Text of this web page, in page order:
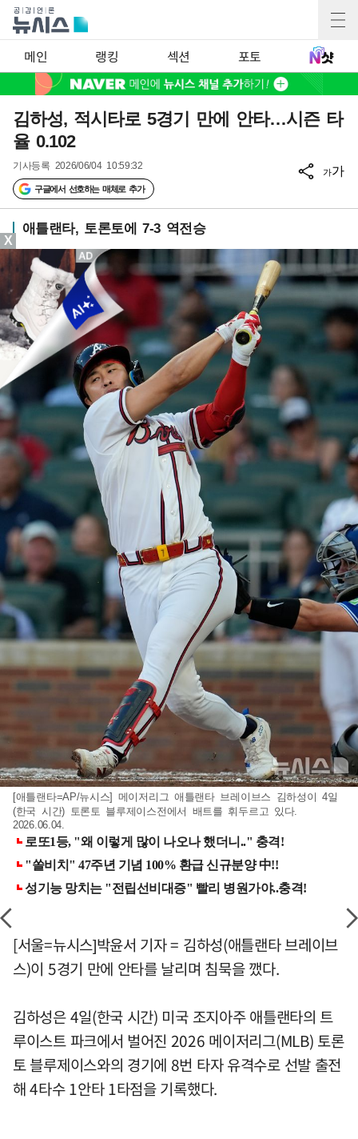
메인 랭킹 섹션 포토
김하성, 적시타로 5경기 만에 안타…시즌 타
율 0.102
기사등록 2026/06/04 10:59:32
구글에서 선호하는 매체로 추가
가가
애틀랜타, 토론토에 7-3 역전승
[애틀랜타=AP/뉴시스] 메이저리그 애틀랜타 브레이브스 김하성이 4일
(한국 시간) 토론토 블루제이스전에서 배트를 휘두르고 있다.
2026.06.04.
[서울=뉴시스]박윤서 기자 = 김하성(애틀랜타 브레이브
스)이 5경기 만에 안타를 날리며 침묵을 깼다.
김하성은 4일(한국 시간) 미국 조지아주 애틀랜타의 트
루이스트 파크에서 벌어진 2026 메이저리그(MLB) 토론
토 블루제이스와의 경기에 8번 타자 유격수로 선발 출전
해 4타수 1안타 1타점을 기록했다.
X